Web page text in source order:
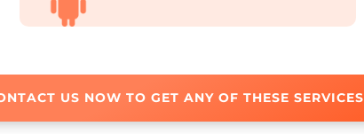
distinctio nam libero tempore cum
Android App Development
Et harum quidem rerum facilis expedita
US NOW TO GET ANY OF THESE SERVICES